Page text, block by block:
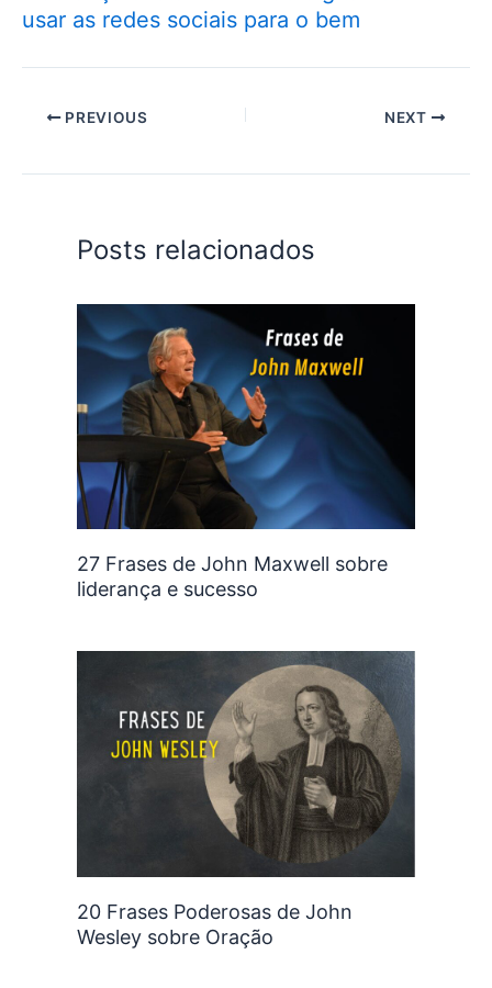
usar as redes sociais para o bem
PREVIOUS NEXT
Posts relacionados
27 Frases de John Maxwell sobre
liderança e sucesso
20 Frases Poderosas de John
Wesley sobre Oração